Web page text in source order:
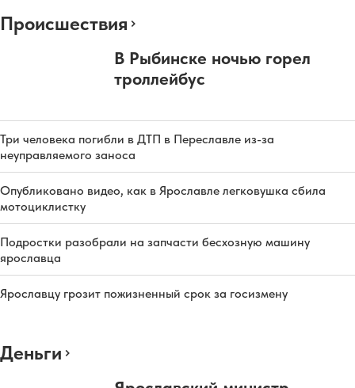
Происшествия
В Рыбинске ночью горел
троллейбус
Три человека погибли в ДТП в Переславле из-за
неуправляемого заноса
Опубликовано видео, как в Ярославле легковушка сбила
мотоциклистку
Подростки разобрали на запчасти бесхозную машину
ярославца
Ярославцу грозит пожизненный срок за госизмену
Деньги